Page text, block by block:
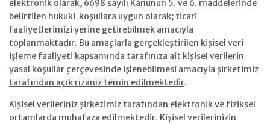
elektronik olarak, 6698 sayılı Kanunun 5. ve 6. maddelerinde
belirtilen hukuki koşullara uygun olarak; ticari
faaliyetlerimizi yerine getirebilmek amacıyla
toplanmaktadır. Bu amaçlarla gerçekleştirilen kişisel veri
işleme faaliyeti kapsamında tarafınıza ait kişisel verilerin
yasal koşullar çerçevesinde işlenebilmesi amacıyla şirketimiz
tarafından açık rızanız temin edilmektedir.
Kişisel verileriniz şirketimiz tarafından elektronik ve fiziksel
ortamlarda muhafaza edilmektedir. Kişisel verilerinizin